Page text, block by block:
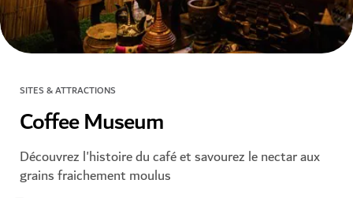
SITES & ATTRACTIONS
Coffee Museum
Découvrez l'histoire du café et savourez le nectar aux
grains fraichement moulus